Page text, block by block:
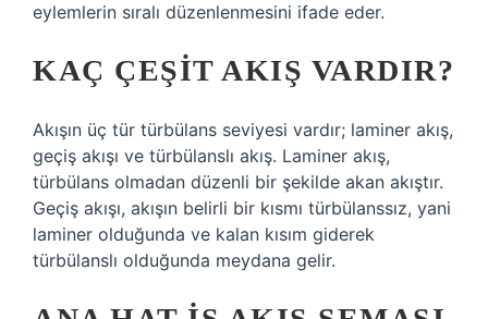
eylemlerin sıralı düzenlenmesini ifade eder.
KAÇ ÇEŞIT AKIŞ VARDIR?
Akışın üç tür türbülans seviyesi vardır; laminer akış,
geçiş akışı ve türbülanslı akış. Laminer akış,
türbülans olmadan düzenli bir şekilde akan akıştır.
Geçiş akışı, akışın belirli bir kısmı türbülanssız, yani
laminer olduğunda ve kalan kısım giderek
türbülanslı olduğunda meydana gelir.